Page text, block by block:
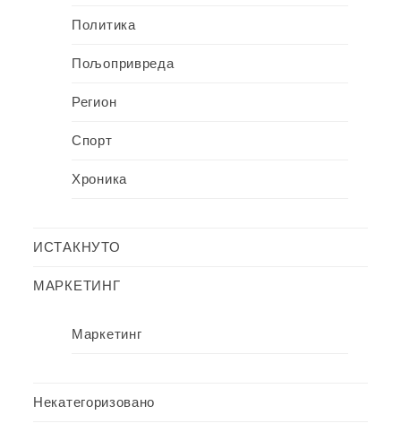
Политика
Пољопривреда
Регион
Спорт
Хроника
ИСТАКНУТО
МАРКЕТИНГ
Маркетинг
Некатегоризовано